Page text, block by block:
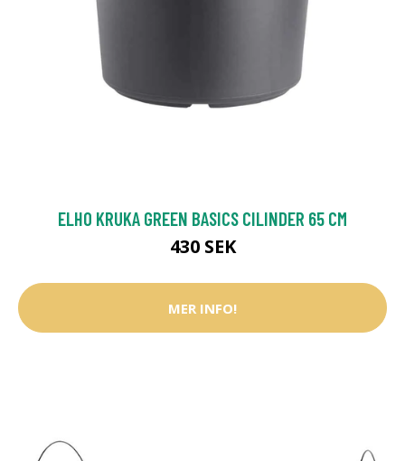
ELHO KRUKA GREEN BASICS CILINDER 65 CM
430 SEK
MER INFO!